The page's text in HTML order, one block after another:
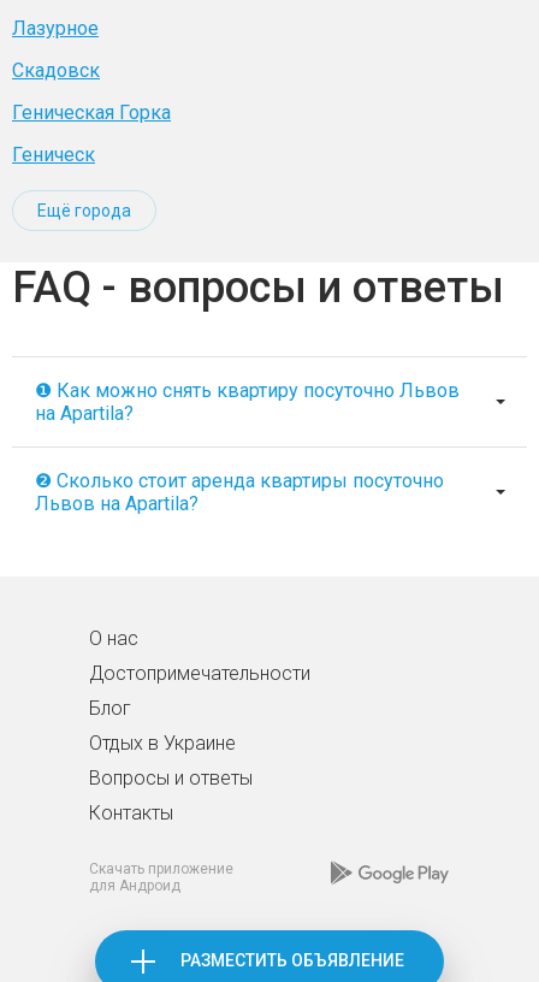
Лазурное
Скадовск
Геническая Горка
Геническ
Ещё города
FAQ - вопросы и ответы
❶ Как можно снять квартиру посуточно Львов
на Apartila?
❷ Сколько стоит аренда квартиры посуточно
Львов на Apartila?
О нас
Достопримечательности
Блог
Отдых в Украине
Вопросы и ответы
Контакты
Скачать приложение
для Андроид
РАЗМЕСТИТЬ ОБЪЯВЛЕНИЕ